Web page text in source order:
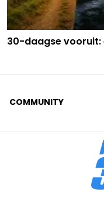
30-daagse vooruit:
COMMUNITY